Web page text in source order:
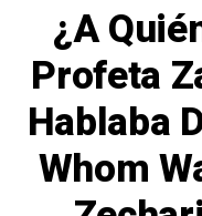
¿A
Profeta
Hablaba
Whom